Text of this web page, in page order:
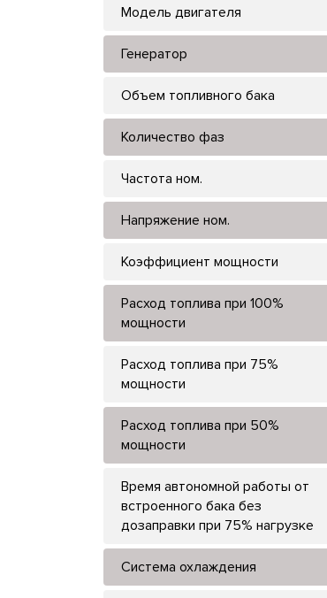
Модель двигателя
Генератор
Объем топливного бака
Количество фаз
Частота ном.
Напряжение ном.
Коэффициент мощности
Расход топлива при 100%
мощности
Расход топлива при 75%
мощности
Расход топлива при 50%
мощности
Время автономной работы от
встроенного бака без
дозаправки при 75% нагрузке
Система охлаждения